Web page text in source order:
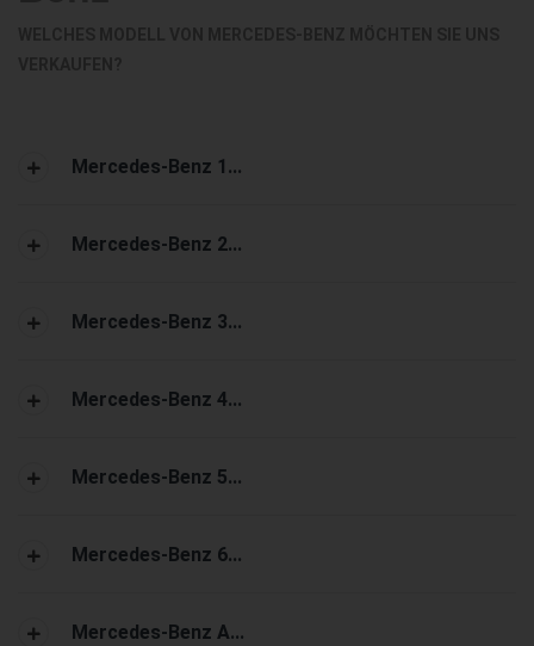
Mercedes-Benz 1...
Mercedes-Benz 2...
Mercedes-Benz 3...
Mercedes-Benz 4...
Mercedes-Benz 5...
Mercedes-Benz 6...
Mercedes-Benz A...